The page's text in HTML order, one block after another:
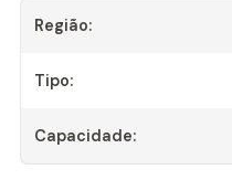
Região:
Tipo:
Capacidade: